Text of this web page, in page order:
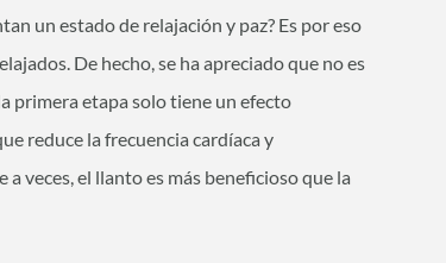
un estado de relajación y paz? Es por eso
De hecho, se ha apreciado que no es
primera etapa solo tiene un efecto
reduce la frecuencia cardíaca y
veces, el llanto es más beneficioso que la